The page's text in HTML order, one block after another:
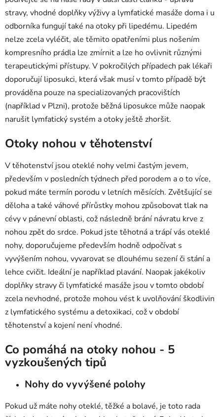
stravy, vhodné doplňky výživy a lymfatické masáže doma i u
odborníka fungují také na otoky při lipedému. Lipedém
nelze zcela vyléčit, ale těmito opatřeními plus nošením
kompresního prádla lze zmírnit a lze ho ovlivnit různými
terapeutickými přístupy. V pokročilých případech pak lékaři
doporučují liposukci, která však musí v tomto případě být
prováděna pouze na specializovaných pracovištích
(například v Plzni), protože běžná liposukce může naopak
narušit lymfatický systém a otoky ještě zhoršit.
Otoky nohou v těhotenství
V těhotenství jsou oteklé nohy velmi častým jevem,
především v posledních týdnech před porodem a o to více,
pokud máte termín porodu v letních měsících. Zvětšující se
děloha a také váhové přírůstky mohou způsobovat tlak na
cévy v pánevní oblasti, což následně brání návratu krve z
nohou zpět do srdce. Pokud jste těhotná a trápí vás oteklé
nohy, doporučujeme především hodně odpočívat s
vyvýšením nohou, vyvarovat se dlouhému sezení či stání a
lehce cvičit. Ideální je například plavání. Naopak jakékoliv
doplňky stravy či lymfatické masáže jsou v tomto období
zcela nevhodné, protože mohou vést k uvolňování škodlivin
z lymfatického systému a detoxikaci, což v období
těhotenství a kojení není vhodné.
Co pomáhá na otoky nohou - 5
vyzkoušených tipů
Nohy do vyvýšené polohy
Pokud už máte nohy oteklé, těžké a bolavé, je toto rada